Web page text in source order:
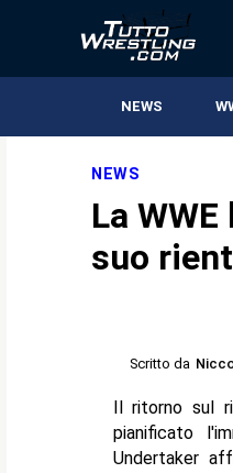
NEWS
NEWS
La
suo
Scritto da
Il ritorno sul
pianificato
Undertaker